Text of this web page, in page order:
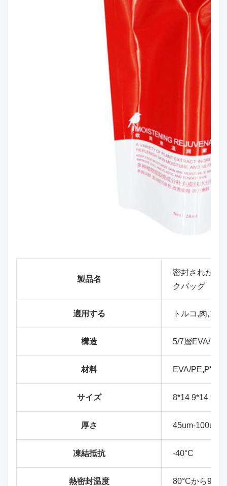
製品名
密封されたア
クバッグ
適用する トルコ,肉,ア
構造 5/7層EVA/PE
材料 EVA/
サイズ 8*14 9*14
厚さ 45um-100um
凍結抵抗 -40°C
熱密封温度 80°Cから90°C